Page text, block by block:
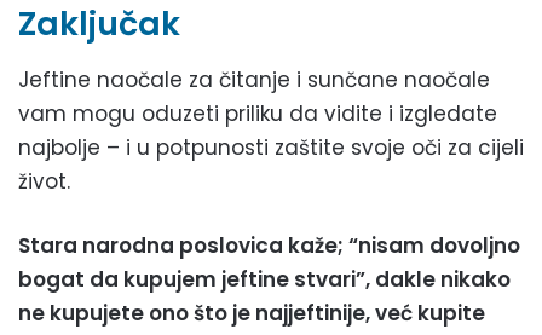
Zaključak
Jeftine naočale za čitanje i sunčane naočale
vam mogu oduzeti priliku da vidite i izgledate
najbolje – i u potpunosti zaštite svoje oči za cijeli
život.
Stara narodna poslovica kaže; “nisam dovoljno
bogat da kupujem jeftine stvari”, dakle nikako
ne kupujete ono što je najjeftinije, već kupite